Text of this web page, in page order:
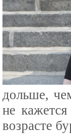
дольше,
не
возрасте